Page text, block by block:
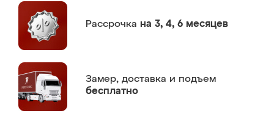
Рассрочка на 3, 4, 6 месяцев
Замер, доставка и подъем
бесплатно